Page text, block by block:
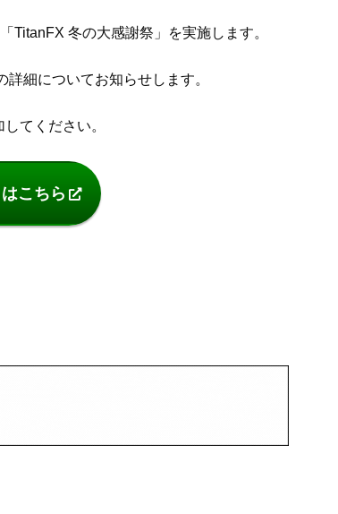
TitanFX 冬の大感謝祭」を実施します。
細についてお知らせします。
てください。
こちら